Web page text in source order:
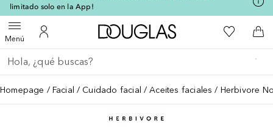
limitado solo en la App!
MenúAbrir menúMi cuenta
A Douglas HomeMi lista de
A
Regresar
Ejecutar búsqueda
Homepage Facial Cuidado facial Aceites faciales Herbivore